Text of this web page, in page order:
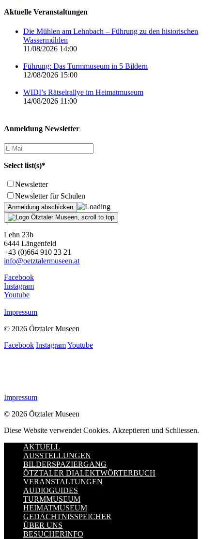
Aktuelle Veranstaltungen
Die Mühlen am Lehnbach – Führung zu den historischen
Wassermühlen
11/08/2026 14:00
Führung: Das Turmmuseum in 5 Bildern
12/08/2026 15:00
WIDI’s Rätselrallye im Heimatmuseum
14/08/2026 11:00
Anmeldung Newsletter
Select list(s)*
Newsletter
Newsletter für Schulen
Lehn 23b
6444 Längenfeld
+43 (0)664 910 23 21
info@oetztalermuseen.at
Facebook
Instagram
Youtube
Impressum
© 2026 Ötztaler Museen
Facebook InstagramYoutube
Impressum
© 2026 Ötztaler Museen
Diese Website verwendet Cookies. Akzeptieren und Schliessen.
AKTUELL
AUSSTELLUNGEN
BILDERSPAZIERGANG
ÖTZTALER DIALEKTWÖRTERBUCH
VERANSTALTUNGEN
AUDIOGUIDES
TURMMUSEUM
HEIMATMUSEUM
GEDÄCHTNISSPEICHER
ÜBER UNS
BESUCHERINFO